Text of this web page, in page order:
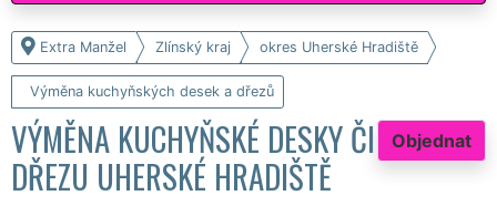
Extra Manžel Zlínský kraj okres Uherské Hradiště
Výměna kuchyňských desek a dřezů
Objednat
VÝMĚNA KUCHYŇSKÉ DESKY ČI
DŘEZU UHERSKÉ HRADIŠTĚ